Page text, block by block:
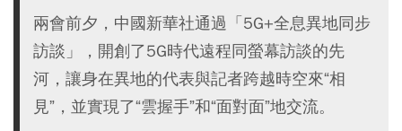
兩會前夕，中國新華社通過「5G+全息異地同步
訪談」，開創了5G時代遠程同螢幕訪談的先
河，讓身在異地的代表與記者跨越時空來“相
見”，並實現了“雲握手”和“面對面”地交流。